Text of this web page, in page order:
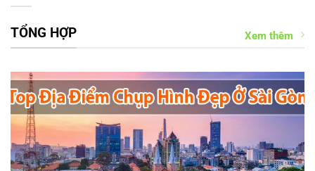
TỔNG HỢP Xem thêm